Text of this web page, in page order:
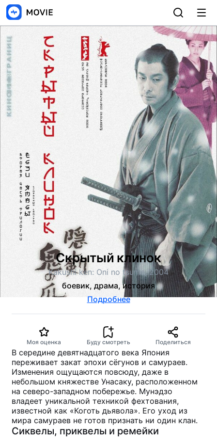
Скрытый клинок
Kakushi ken: Oni no tsume, 2004
боевик, драма, история
Подробнее
Моя оценка Буду смотреть Поделиться
В середине девятнадцатого века Япония
переживает закат эпохи сёгунов и самураев.
Изменения ощущаются повсюду, даже в
небольшом княжестве Унасаку, расположенном
на северо-западном побережье. Мунэдзо
владеет уникальной техникой фехтования,
известной как «Коготь дьявола». Его уход из
мира самураев не готов признать ни один клан.
Сиквелы, приквелы и ремейки